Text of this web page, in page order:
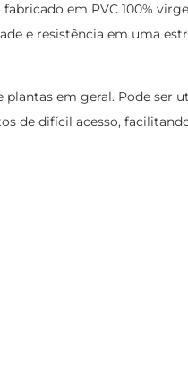
em PVC 100%
e resistência em uma
em geral. Pode ser
de difícil acesso,